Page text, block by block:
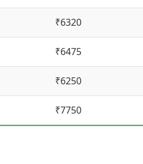
₹6320
₹6475
₹6250
₹7750